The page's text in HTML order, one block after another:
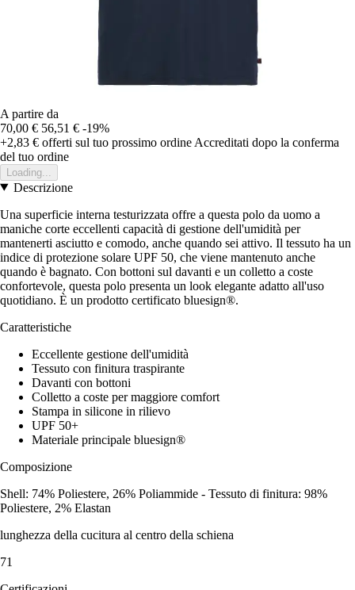
A partire da
70,00 € 56,51 € -19%
+2,83 € offerti sul tuo prossimo ordine Accreditati dopo la conferma
del tuo ordine
Loading...
Descrizione
Una superficie interna testurizzata offre a questa polo da uomo a
maniche corte eccellenti capacità di gestione dell'umidità per
mantenerti asciutto e comodo, anche quando sei attivo. Il tessuto ha un
indice di protezione solare UPF 50, che viene mantenuto anche
quando è bagnato. Con bottoni sul davanti e un colletto a coste
confortevole, questa polo presenta un look elegante adatto all'uso
quotidiano. È un prodotto certificato bluesign®.
Caratteristiche
Eccellente gestione dell'umidità
Tessuto con finitura traspirante
Davanti con bottoni
Colletto a coste per maggiore comfort
Stampa in silicone in rilievo
UPF 50+
Materiale principale bluesign®
Composizione
Shell: 74% Poliestere, 26% Poliammide - Tessuto di finitura: 98%
Poliestere, 2% Elastan
lunghezza della cucitura al centro della schiena
71